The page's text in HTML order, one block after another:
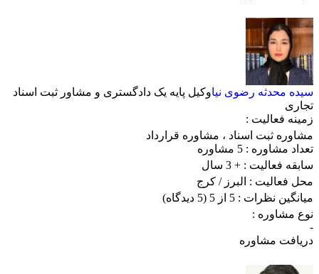
سیده محدثه رضوی نیاوکیل پایه یک دادگستری و مشاور ثبت اسناد
تجاری
زمینه فعالیت :
مشاوره ثبت اسناد ، مشاوره قرارداد
تعداد مشاوره : 5 مشاوره
سابقه فعالیت : + 3 سال
محل فعالیت : البرز/ کرج
میانگین نظرات : 5 از 5
(5 دیدگاه)
نوع مشاوره :
-
دریافت مشاوره